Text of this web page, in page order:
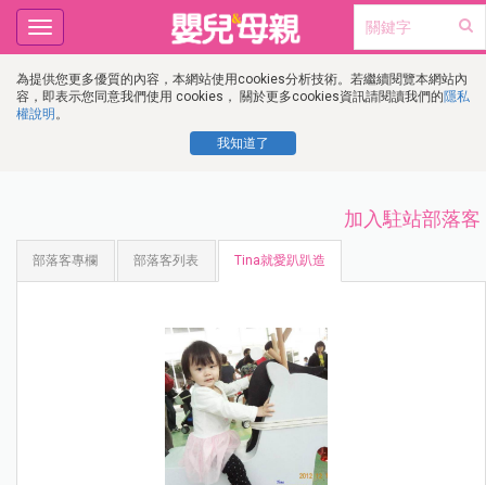
為提供您更多優質的內容，本網站使用cookies分析技術。若繼續閱覽本網站內
容，即表示您同意我們使用 cookies， 關於更多cookies資訊請閱讀我們的隱私
權說明 。
我知道了
Toggle
navigation
加入駐站部落客
部落客專欄 部落客列表 Tina就愛趴趴造